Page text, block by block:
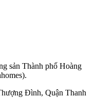
sản Thành phố Hoàng
Đình, Quận Thanh